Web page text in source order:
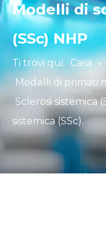
Modelli di
(SSc) NHP
Ti trovi qui: Casa »
Modelli di primati
Sclerosi sistemica
sistemica (SSc).